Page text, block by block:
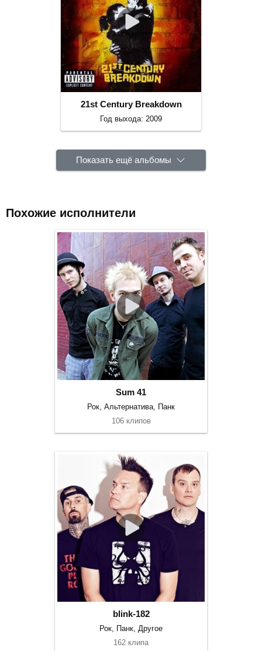
21st Century Breakdown
Год выхода: 2009
Показать ещё альбомы
Похожие исполнители
Sum 41
Рок, Альтернатива, Панк
106 клипов
blink-182
Рок, Панк, Другое
162 клипа